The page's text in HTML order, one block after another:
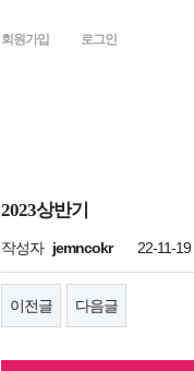
회원가입 로그인
2023상반기
작성자 jemncokr 22-11-
이전글 다음글